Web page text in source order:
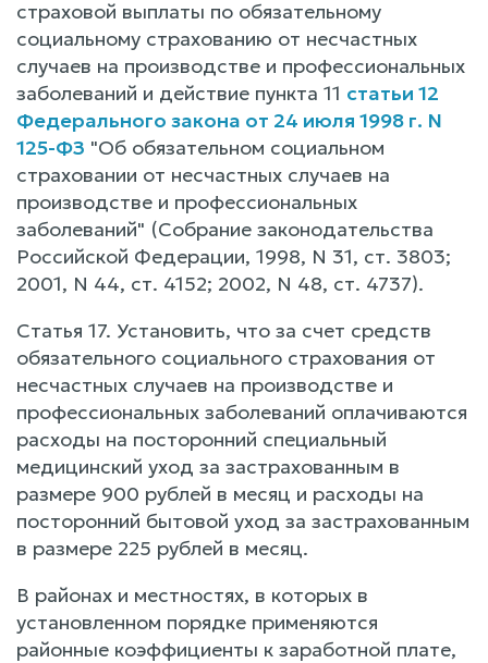
страховой выплаты по обязательному
социальному страхованию от несчастных
случаев на производстве и профессиональных
заболеваний и действие пункта 11 статьи 12
Федерального закона от 24 июля 1998 г. N
125-ФЗ "Об обязательном социальном
страховании от несчастных случаев на
производстве и профессиональных
заболеваний" (Собрание законодательства
Российской Федерации, 1998, N 31, ст. 3803;
2001, N 44, ст. 4152; 2002, N 48, ст. 4737).
Статья 17. Установить, что за счет средств
обязательного социального страхования от
несчастных случаев на производстве и
профессиональных заболеваний оплачиваются
расходы на посторонний специальный
медицинский уход за застрахованным в
размере 900 рублей в месяц и расходы на
посторонний бытовой уход за застрахованным
в размере 225 рублей в месяц.
В районах и местностях, в которых в
установленном порядке применяются
районные коэффициенты к заработной плате,